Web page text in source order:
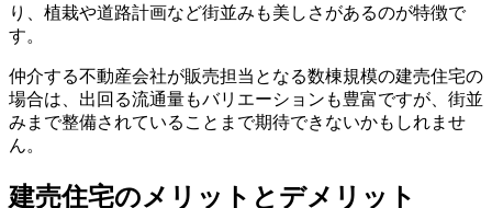
り、植栽や道路計画など街並みも美しさがあるのが特徴で
す。
仲介する不動産会社が販売担当となる数棟規模の建売住宅の
場合は、出回る流通量もバリエーションも豊富ですが、街並
みまで整備されていることまで期待できないかもしれませ
ん。
建売住宅のメリットとデメリット